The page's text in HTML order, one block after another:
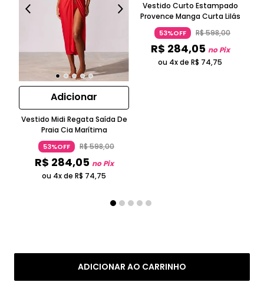
ADICIONAR AO CARRINHO
Adicionar
Vestido Midi Regata Saída De
Praia Cia Marítima
53%OFF R$598,00
R$ 284,05 no Pix
ou 4x de R$ 74,75
Vestido Curto Estampado
Provence Manga Curta Lilás
53%OFF R$598,00
R$ 284,05 no Pix
ou 4x de R$ 74,75